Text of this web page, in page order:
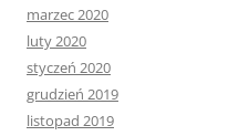
marzec 2020
luty 2020
styczeń 2020
grudzień 2019
listopad 2019